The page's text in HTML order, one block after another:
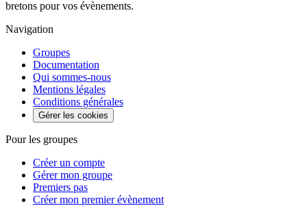
bretons pour vos évènements.
Navigation
Groupes
Documentation
Qui sommes-nous
Mentions légales
Conditions générales
Gérer les cookies
Pour les groupes
Créer un compte
Gérer mon groupe
Premiers pas
Créer mon premier évènement